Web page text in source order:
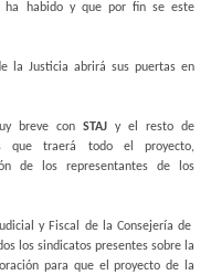
ha habido y que por fin se este
la Justicia abrirá sus puertas en
breve con STAJ y el resto de
que traerá todo el proyecto,
de los representantes de los
y Fiscal de la Consejería de
los sindicatos presentes sobre la
para que el proyecto de la